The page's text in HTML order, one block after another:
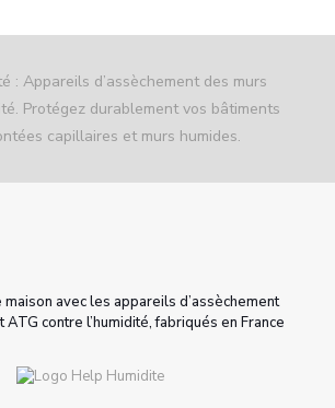
: Appareils d’assèchement des murs
Protégez durablement vos bâtiments
capillaires et murs humides.
avec les appareils d’assèchement
contre l’humidité, fabriqués en France